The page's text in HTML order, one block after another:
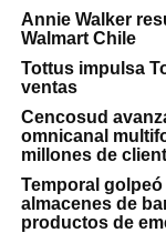
Annie Walker
Walmart Chile
Tottus impulsa
ventas
Cencosud
omnicanal
millones de
Temporal
almacenes de
productos de